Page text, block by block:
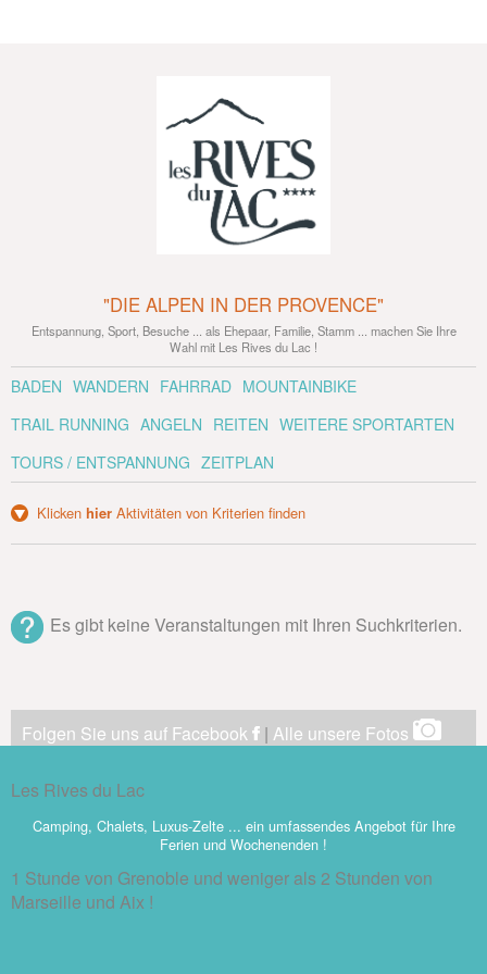
"DIE ALPEN IN DER PROVENCE"
Entspannung, Sport, Besuche ... als Ehepaar, Familie, Stamm ... machen Sie Ihre
Wahl mit Les Rives du Lac !
BADEN WANDERN FAHRRAD MOUNTAINBIKE
TRAIL RUNNING ANGELN REITEN WEITERE SPORTARTEN
TOURS / ENTSPANNUNG ZEITPLAN
Klicken hier Aktivitäten von Kriterien finden
Es gibt keine Veranstaltungen mit Ihren Suchkriterien.
Folgen Sie uns auf Facebook | Alle unsere Fotos
Les Rives du Lac
Camping, Chalets, Luxus-Zelte ... ein umfassendes Angebot für Ihre
Ferien und Wochenenden !
1 Stunde von Grenoble und weniger als 2 Stunden von
Marseille und Aix !